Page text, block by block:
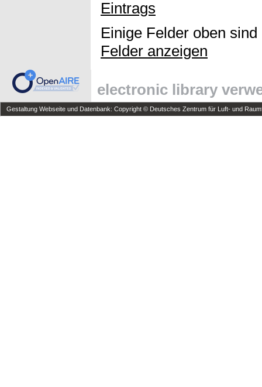
Eintrags
Einige Felder oben
Felder anzeigen
electronic library
Gestaltung Webseite und Datenbank: Copyright © Deutsches Zentrum für Luft- und